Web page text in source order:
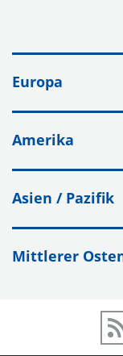
Europa
Amerika
Asien / Pazifik
Mittlerer